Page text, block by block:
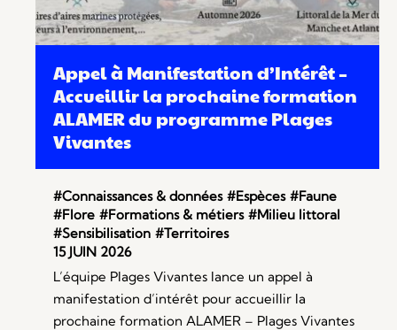
Appel à Manifestation d’Intérêt –
Accueillir la prochaine formation
ALAMER du programme Plages
Vivantes
#Connaissances & données #Espèces #Faune
#Flore #Formations & métiers #Milieu littoral
#Sensibilisation #Territoires
15 JUIN 2026
L’équipe Plages Vivantes lance un appel à
manifestation d’intérêt pour accueillir la
prochaine formation ALAMER – Plages Vivantes